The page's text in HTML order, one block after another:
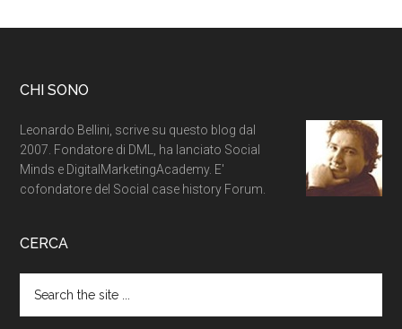
CHI SONO
Leonardo Bellini, scrive su questo blog dal
2007. Fondatore di DML, ha lanciato Social
Minds e DigitalMarketingAcademy. E'
cofondatore del Social case history Forum.
CERCA